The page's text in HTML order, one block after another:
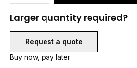
Larger quantity required?
Request a quote
Buy now, pay later